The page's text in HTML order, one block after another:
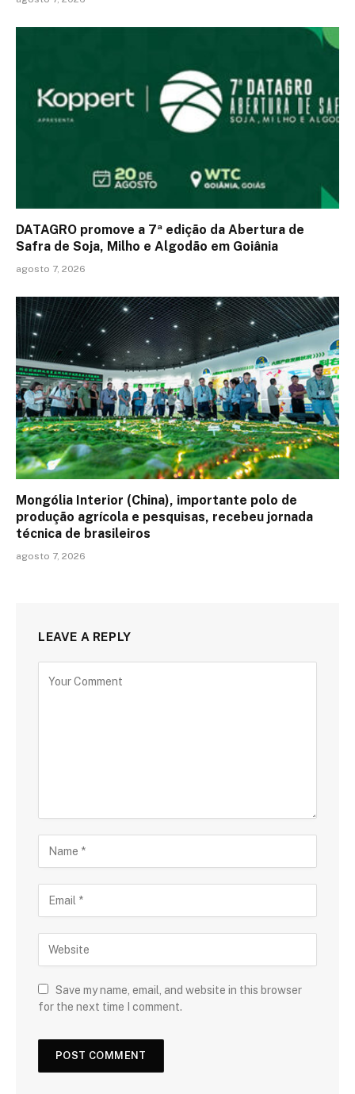
DATAGRO promove a 7ª edição da Abertura de
Safra de Soja, Milho e Algodão em Goiânia
agosto 7, 2026
Mongólia Interior (China), importante polo de
produção agrícola e pesquisas, recebeu jornada
técnica de brasileiros
agosto 7, 2026
LEAVE A REPLY
Save my name, email, and website in this browser
for the next time I comment.